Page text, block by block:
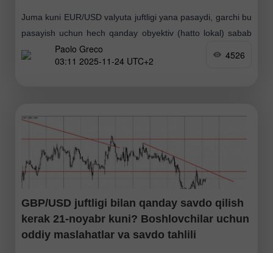
Juma kuni EUR/USD valyuta juftligi yana pasaydi, garchi bu
pasayish uchun hech qanday obyektiv (hatto lokal) sabab
bo'lmasa ham. Yevrozona, Germaniya va AQShda noyabr
oyi uchun xizmatlar hamda ishlab chiqarish
Paolo Greco
03:11 2025-11-24 UTC+2
4526
GBP/USD juftligi bilan qanday savdo qilish
kerak 21-noyabr kuni? Boshlovchilar uchun
oddiy maslahatlar va savdo tahlili